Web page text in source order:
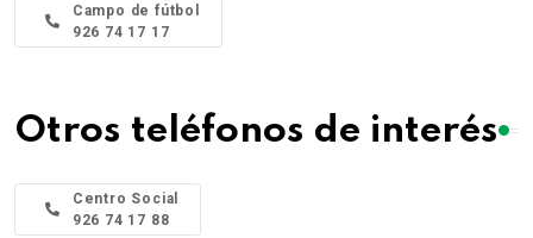
Campo de fútbol
926 74 17 17
Otros teléfonos de interés
Centro Social
926 74 17 88